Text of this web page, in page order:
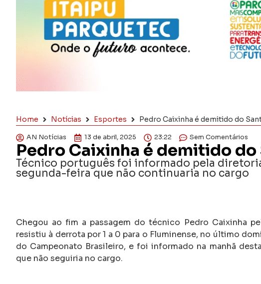
Home Notícias Esportes Pedro Caixinha é demitido do
AN Notícias 13 de abril, 2025 23:22 Sem Comentários
Pedro Caixinha é demitido do
Técnico português foi informado pela
segunda-feira que não continuaria no cargo
Chegou ao fim a passagem do técnico Pedro Caixinha
resistiu à derrota por 1 a 0 para o Fluminense, no último
do Campeonato Brasileiro, e foi informado na manhã
que não seguiria no cargo.